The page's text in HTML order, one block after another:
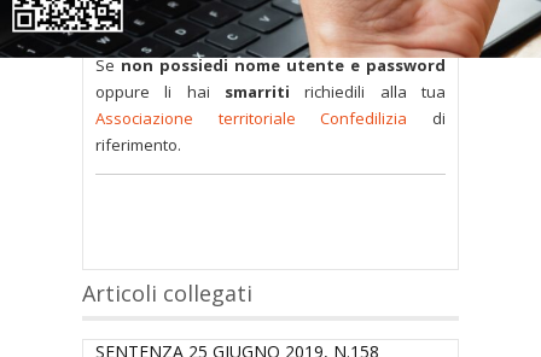
nel modulo a destra della pagina.
Se non possiedi nome utente e password
oppure li hai smarriti richiedili alla tua
Associazione territoriale Confedilizia di
riferimento.
Articoli collegati
SENTENZA 25 GIUGNO 2019, N.158